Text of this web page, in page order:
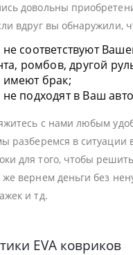
довольны
вдруг вы обнаружили,
соответствуют
ромбов, другой
имеют брак;
подходят в Ваш
с нами любым
разберемся в ситуации
для того, чтобы
же вернем деньги без
и тд.
EVA ковриков